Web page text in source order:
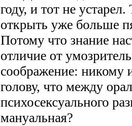
году, и тот не
открыть уже больше
Потому что знание
отличие от
соображение: никому
голову, что между
психосексуального
мануальная?